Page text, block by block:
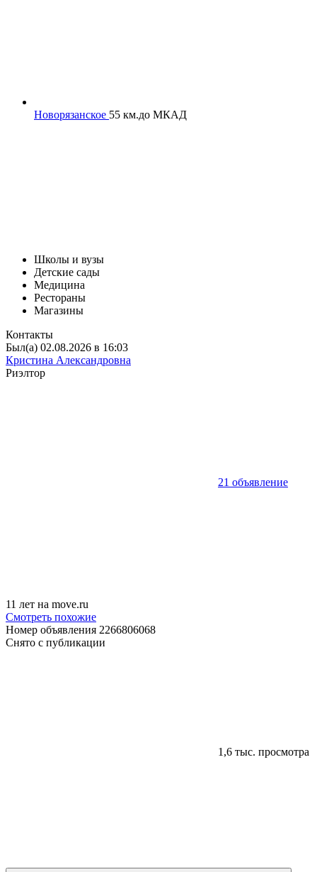
Новорязанское 55 км.до МКАД
Школы и вузы
Детские сады
Медицина
Рестораны
Магазины
Контакты
Был(а) 02.08.2026 в 16:03
Кристина Александровна
Риэлтор
21 объявление
11 лет на move.ru
Смотреть похожие
Номер объявления 2266806068
Снято с публикации
1,6 тыс. просмотра